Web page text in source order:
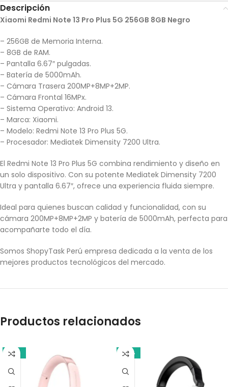
Descripción
Xiaomi Redmi Note 13 Pro Plus 5G 256GB 8GB Negro
– 256GB de Memoria Interna.
– 8GB de RAM.
– Pantalla 6.67″ pulgadas.
– Batería de 5000mAh.
– Cámara Trasera 200MP+8MP+2MP.
– Cámara Frontal 16MPx.
– Sistema Operativo: Android 13.
– Marca: Xiaomi.
– Modelo: Redmi Note 13 Pro Plus 5G.
– Procesador: Mediatek Dimensity 7200 Ultra.
El Redmi Note 13 Pro Plus 5G combina rendimiento y diseño en
un solo dispositivo. Con su potente Mediatek Dimensity 7200
Ultra y pantalla 6.67″, ofrece una experiencia fluida siempre.
Ideal para quienes buscan calidad y funcionalidad, con su
cámara 200MP+8MP+2MP y batería de 5000mAh, perfecta para
acompañarte todo el día.
Somos ShopyTask Perú empresa dedicada a la venta de los
mejores productos tecnológicos del mercado.
Productos relacionados
-21% -14%